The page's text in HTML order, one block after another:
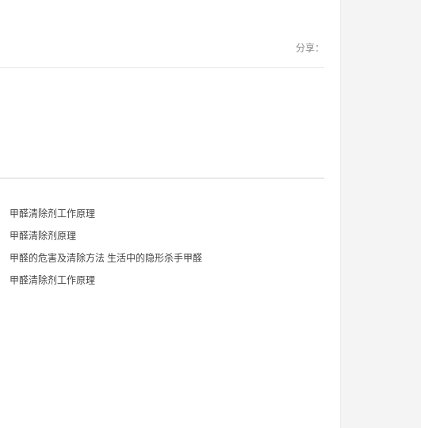
分享：
甲醛清除剂工作原理
甲醛清除剂原理
甲醛的危害及清除方法 生活中的隐形杀手甲醛
甲醛清除剂工作原理